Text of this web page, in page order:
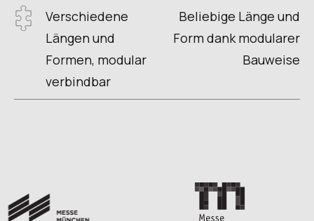
Verschiedene
Längen und
Formen, modular
verbindbar
Beliebige Länge und
Form dank modularer
Bauweise